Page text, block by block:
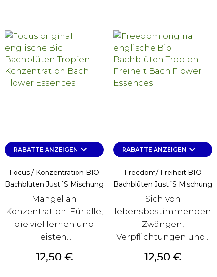
RABATTE ANZEIGEN keyboard_arrow_down
Focus / Konzentration BIO
Bachblüten Just´s Mischung
Mangel an
Konzentration. Für alle,
die viel lernen und
leisten...
Preis
12,50 €
RABATTE ANZEIGEN keyboard_arrow_down
Freedom/ Freiheit BIO
Bachblüten Just´s Mischung
Sich von
lebensbestimmenden
Zwängen,
Verpflichtungen und...
Preis
12,50 €